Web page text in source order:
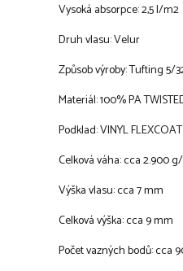
Vysoká absorpce: 2,5 l/m2
Druh vlasu: Velur
Způsob výroby: Tufting 5/
Materiál: 100% PA
Podklad: VINYL
Celková váha: cca 2.900
Výška vlasu: cca 7 mm
Celková výška: cca 9 mm
Počet vazných bodů: cca